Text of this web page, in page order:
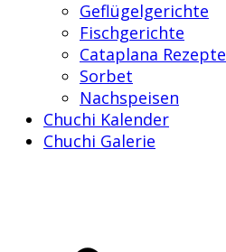
Geflügelgerichte
Fischgerichte
Cataplana Rezepte
Sorbet
Nachspeisen
Chuchi Kalender
Chuchi Galerie